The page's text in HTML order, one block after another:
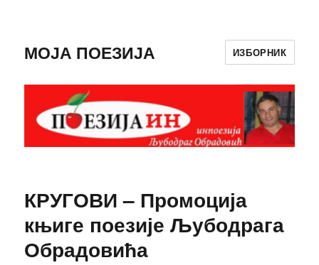
МОЈА ПОЕЗИЈА ИЗБОРНИК
КРУГОВИ – Промоција
књиге поезије Љубодрага
Обрадовића